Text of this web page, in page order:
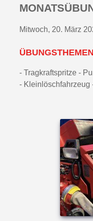
Mitwoch, 20. März
ÜBUNGSTHEMEN
- Tragkraftspritze -
- Kleinlöschfahrzeug